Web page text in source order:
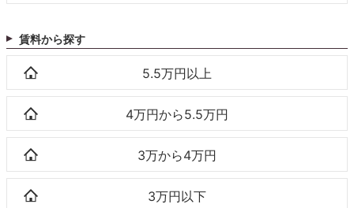
賃料から探す
5.5万円以上
4万円から5.5万円
3万から4万円
3万円以下